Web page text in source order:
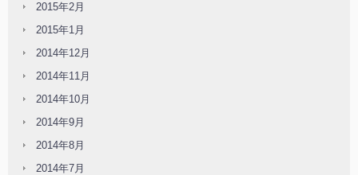
2015年2月
2015年1月
2014年12月
2014年11月
2014年10月
2014年9月
2014年8月
2014年7月